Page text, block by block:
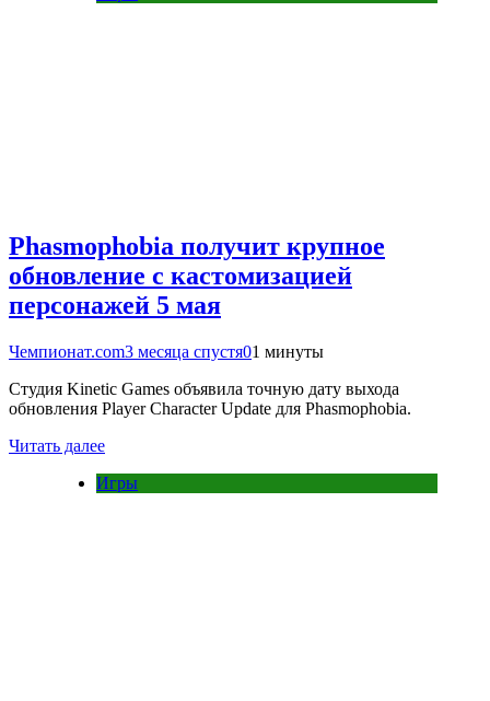
Phasmophobia получит крупное
обновление с кастомизацией
персонажей 5 мая
Чемпионат.com3 месяца спустя01 минуты
Студия Kinetic Games объявила точную дату выхода
обновления Player Character Update для Phasmophobia.
Читать далее
Игры